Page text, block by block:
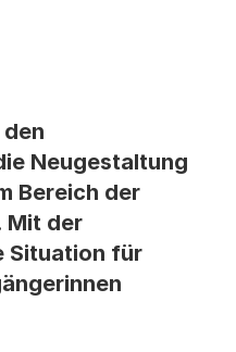
Neugestaltung
Bereich der
Mit der
Situation für